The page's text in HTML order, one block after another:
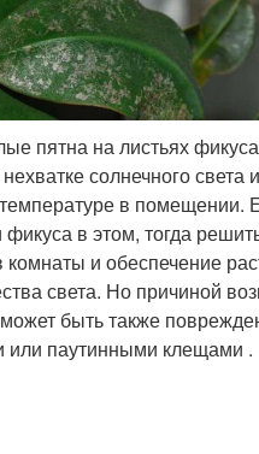
пятна на листьях
солнечного света
в помещении.
в этом, тогда
комнаты и обеспечение
света. Но причиной
быть также
или паутинными клещами .